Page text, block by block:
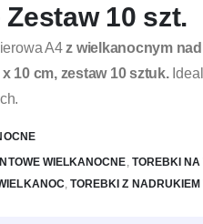
10 szt.
A4z wielkanocnym
10 cm, zestaw 10 sztuk.
WIELKANOCNE TOREBKI
, TOREBKI Z